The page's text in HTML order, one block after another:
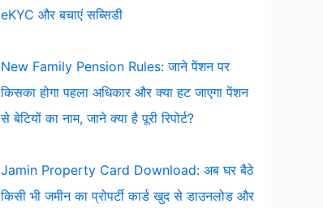
eKYC और बचाएं सब्सिडी
New Family Pension Rules: जाने पेंशन पर
किसका होगा पहला अधिकार और क्या हट जाएगा पेंशन
से बेटियों का नाम, जाने क्या है पूरी रिपोर्ट?
Jamin Property Card Download: अब घर बैठे
किसी भी जमीन का प्रोपर्टी कार्ड खुद से डाउनलोड और